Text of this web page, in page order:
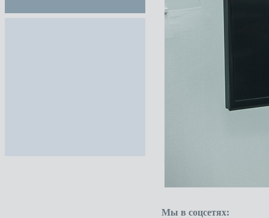
Мы в соцсетях: